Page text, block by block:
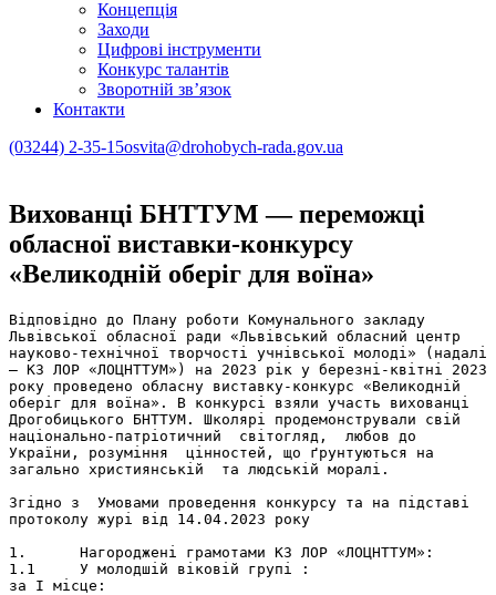
Концепція
Заходи
Цифрові інструменти
Конкурс талантів
Зворотній зв’язок
Контакти
(03244) 2-35-15osvita@drohobych-rada.gov.ua
Вихованці БНТТУМ — переможці
обласної виставки-конкурсу
«Великодній оберіг для воїна»
Відповідно до Плану роботи Комунального закладу
Львівської обласної ради «Львівський обласний центр
науково-технічної творчості учнівської молоді» (надалі
– КЗ ЛОР «ЛОЦНТТУМ») на 2023 рік у березні-квітні 2023
року проведено обласну виставку-конкурс «Великодній
оберіг для воїна». В конкурсі взяли участь вихованці
Дрогобицького БНТТУМ. Школярі продемонстрували свій
національно-патріотичний  світогляд,  любов до
України, розуміння  цінностей, що ґрунтуються на
загально християнській  та людській моралі.
Згідно з  Умовами проведення конкурсу та на підставі
протоколу журі від 14.04.2023 року
1.	Нагороджені грамотами КЗ ЛОР «ЛОЦНТТУМ»:
1.1	У молодшій віковій групі :
за І місце: